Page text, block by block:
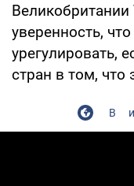
уверенность,
урегулировать,
стран в том, что